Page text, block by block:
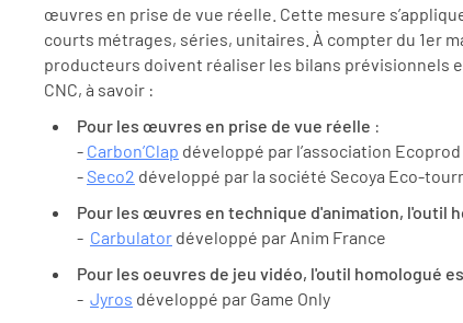
œuvres en prise de vue réelle. Cette mesure
courts métrages, séries, unitaires. À compter du 1er
producteurs doivent réaliser les bilans prévisionnels
CNC, à savoir :
Pour les œuvres en prise de vue réelle :
- Carbon’Clap développé par l’association Ecoprod
- Seco2 développé par la société Secoya Eco-
Pour les œuvres en technique d'animation, l'outil
- Carbulator développé par Anim France
Pour les oeuvres de jeu vidéo, l'outil homologué
- Jyros développé par Game Only